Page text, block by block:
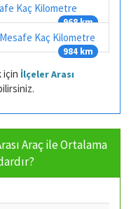
Kaç Kilometre
968 km
Mesafe Kaç Kilometre
984 km
için İlçeler Arası
Araç ile Ortalama